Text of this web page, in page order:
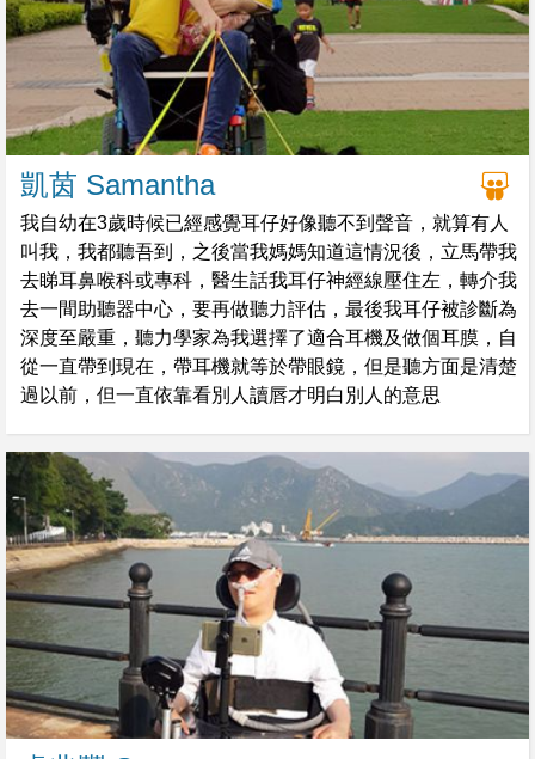
凱茵 Samantha
我自幼在3歲時候已經感覺耳仔好像聽不到聲音，就算有人
叫我，我都聽吾到，之後當我媽媽知道這情況後，立馬帶我
去睇耳鼻喉科或專科，醫生話我耳仔神經線壓住左，轉介我
去一間助聽器中心，要再做聽力評估，最後我耳仔被診斷為
深度至嚴重，聽力學家為我選擇了適合耳機及做個耳膜，自
從一直帶到現在，帶耳機就等於帶眼鏡，但是聽方面是清楚
過以前，但一直依靠看別人讀唇才明白別人的意思